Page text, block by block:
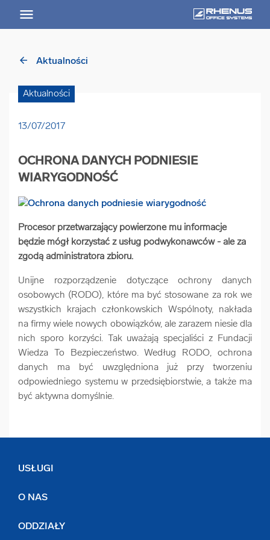
Niszczenie nośników informacji
Przechowywanie dokumentacji
Usługi digitalizacjyjne arrow_forward
Osuszanie dokumentów arrow_forward
Pozostałe usługi arrow_forward
arrow_back Aktualności
Aktualności
13/07/2017
OCHRONA DANYCH PODNIESIE
WIARYGODNOŚĆ
Procesor przetwarzający powierzone mu informacje
będzie mógł korzystać z usług podwykonawców - ale za
zgodą administratora zbioru.
Unijne rozporządzenie dotyczące ochrony danych
osobowych (RODO), które ma być stosowane za rok we
wszystkich krajach członkowskich Wspólnoty, nakłada
na firmy wiele nowych obowiązków, ale zarazem niesie dla
nich sporo korzyści. Tak uważają specjaliści z Fundacji
Wiedza To Bezpieczeństwo. Według RODO, ochrona
danych ma być uwzględniona już przy tworzeniu
odpowiedniego systemu w przedsiębiorstwie, a także ma
być aktywna domyślnie.
USŁUGI
O NAS
ODDZIAŁY